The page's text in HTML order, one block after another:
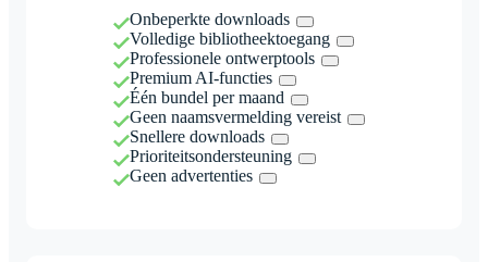
Onbeperkte downloads
Volledige bibliotheektoegang
Professionele ontwerptools
Premium AI-functies
Één bundel per maand
Geen naamsvermelding vereist
Snellere downloads
Prioriteitsondersteuning
Geen advertenties